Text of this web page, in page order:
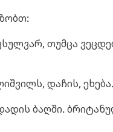
თუმცა
დაჩის, ეხება.
ბაღში.